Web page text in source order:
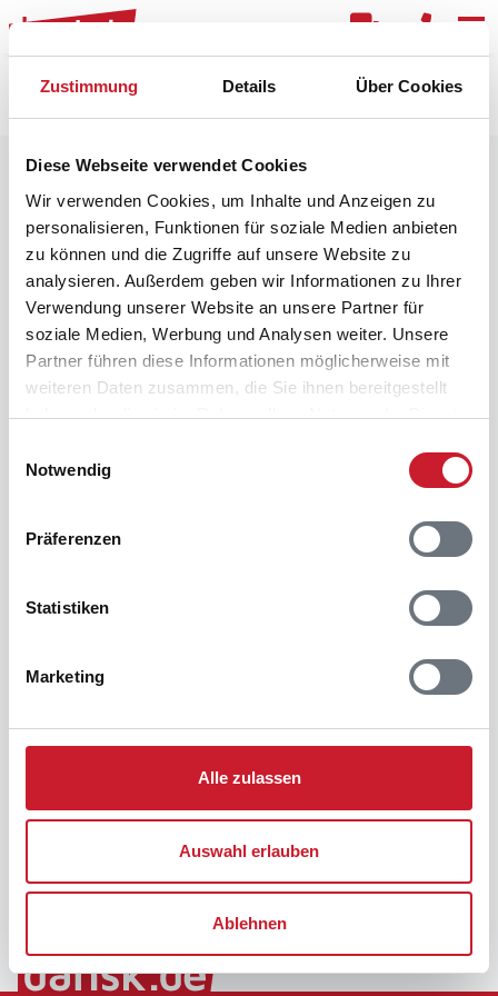
Zustimmung Details Über Cookies
Diese Webseite verwendet Cookies
Wir verwenden Cookies, um Inhalte und Anzeigen zu
personalisieren, Funktionen für soziale Medien anbieten
zu können und die Zugriffe auf unsere Website zu
analysieren. Außerdem geben wir Informationen zu Ihrer
Verwendung unserer Website an unsere Partner für
soziale Medien, Werbung und Analysen weiter. Unsere
Partner führen diese Informationen möglicherweise mit
weiteren Daten zusammen, die Sie ihnen bereitgestellt
haben oder die sie im Rahmen Ihrer Nutzung der Dienste
Notwendig
Präferenzen
Statistiken
Marketing
Alle zulassen
Auswahl erlauben
Ablehnen
Filter Raster